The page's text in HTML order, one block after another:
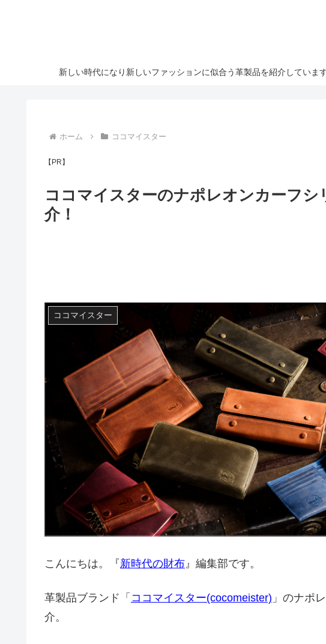
新しい時代になり新しいファッションに似合う革製品を紹介していま
ホーム ココマイスター
【PR】
ココマイスターのナポレオンカーフ
介！
ココマイスター
こんにちは。『新時代の財布 』編集部です。
革製品ブランド「 ココマイスター(cocomeister) 」のナポ
介。